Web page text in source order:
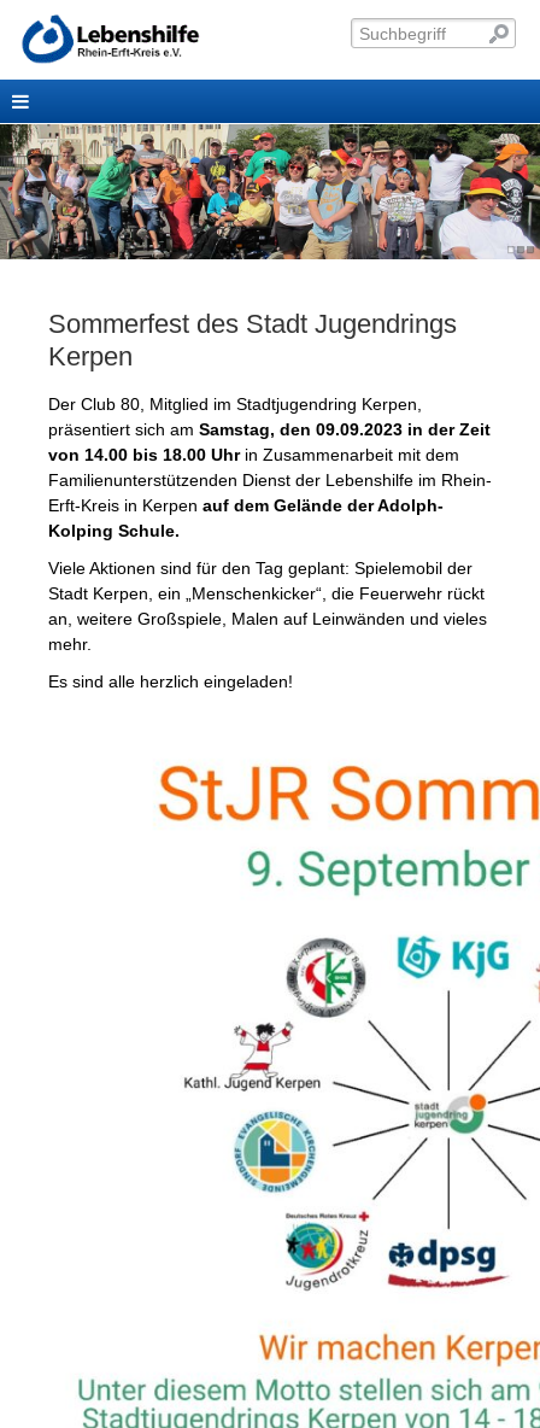
Sommerfest des Stadt Jugendrings
Kerpen
Der Club 80, Mitglied im Stadtjugendring Kerpen,
präsentiert sich am Samstag, den 09.09.2023 in der Zeit
von 14.00 bis 18.00 Uhrin Zusammenarbeit mit dem
Familienunterstützenden Dienst der Lebenshilfe im Rhein-
Erft-Kreis in Kerpen auf dem Gelände der Adolph-
Kolping Schule.
Viele Aktionen sind für den Tag geplant: Spielemobil der
Stadt Kerpen, ein „Menschenkicker“, die Feuerwehr rückt
an, weitere Großspiele, Malen auf Leinwänden und vieles
mehr.
Es sind alle herzlich eingeladen!